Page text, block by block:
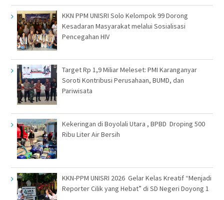
KKN PPM UNISRI Solo Kelompok 99 Dorong
Kesadaran Masyarakat melalui Sosialisasi
Pencegahan HIV
Target Rp 1,9 Miliar Meleset: PMI Karanganyar
Soroti Kontribusi Perusahaan, BUMD, dan
Pariwisata
Kekeringan di Boyolali Utara , BPBD Droping 500
Ribu Liter Air Bersih
KKN-PPM UNISRI 2026 Gelar Kelas Kreatif “Menjadi
Reporter Cilik yang Hebat” di SD Negeri Doyong 1